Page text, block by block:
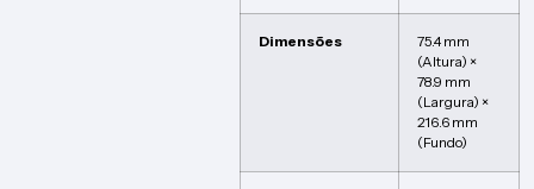
Dimensões
75.4 mm
(Altura) ×
78.9 mm
(Largura) ×
216.6 mm
(Fundo)